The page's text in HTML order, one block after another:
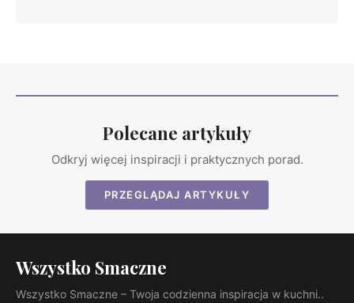
Polecane artykuły
Odkryj więcej inspiracji i praktycznych porad.
PRZEGLĄDAJ ARTYKUŁY
Wszystko Smaczne
Wszystko Smaczne – Twoja codzienna inspiracja w kuchni..